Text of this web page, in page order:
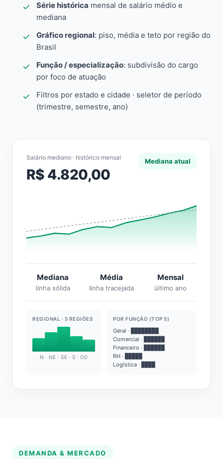
Série histórica mensal de salário médio e
mediana
Gráfico regional: piso, média e teto por região do
Brasil
Função / especialização: subdivisão do cargo
por foco de atuação
Filtros por estado e cidade · seletor de período
(trimestre, semestre, ano)
Salário mediano · histórico mensal
R$ 4.820,00
Mediana atual
Mediana
linha sólida
Média
linha tracejada
Mensal
último ano
REGIONAL · 5 REGIÕES
N · NE · SE · S · CO
POR FUNÇÃO (TOP 5)
Geral · ████████
Comercial · ██████
Financeiro · ██████
RH · █████
Logística · ████
DEMANDA & MERCADO